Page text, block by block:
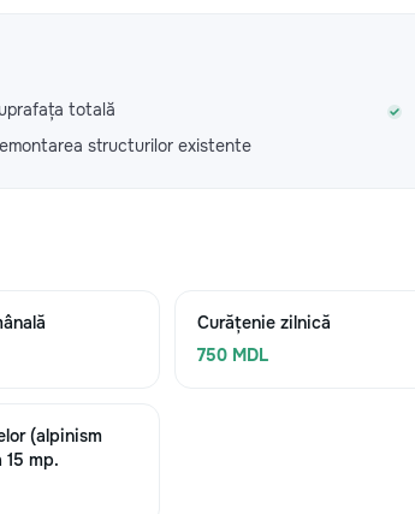
totală
structurilor existente
Curățenie zilnică
750 MDL
(alpinism
mp.